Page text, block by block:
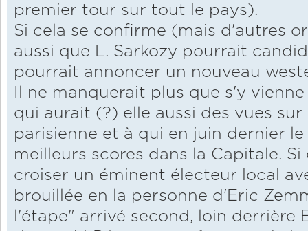
premier tour sur tout le pays).
Si cela se confirme (mais d'autres
aussi que L. Sarkozy pourrait
pourrait annoncer un nouveau
Il ne manquerait plus que s'y
qui aurait (?) elle aussi des vues
parisienne et à qui en juin dernier
meilleurs scores dans la Capitale.
croiser un éminent électeur local
brouillée en la personne d'Eric
l'étape" arrivé second, loin derrière